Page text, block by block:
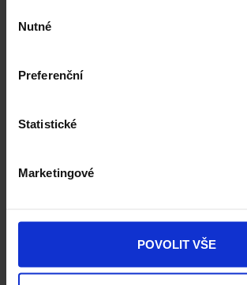
souhlasu
Nutné
Preferenční
Statistické
Marketingové
POVOLIT VŠE